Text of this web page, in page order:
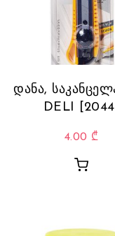
დანა,
DELI [2044]
4.00 ₾